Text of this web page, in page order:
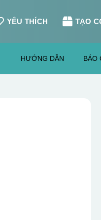
YÊU THÍCH TẠO
HƯỚNG DẪN BÁO